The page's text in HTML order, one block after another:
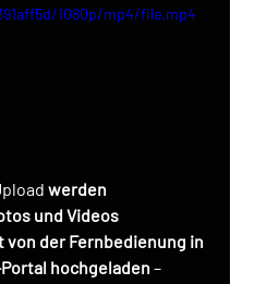
1080p/mp4/file.mp4
werden
und Videos
der Fernbedienung in
hochgeladen –